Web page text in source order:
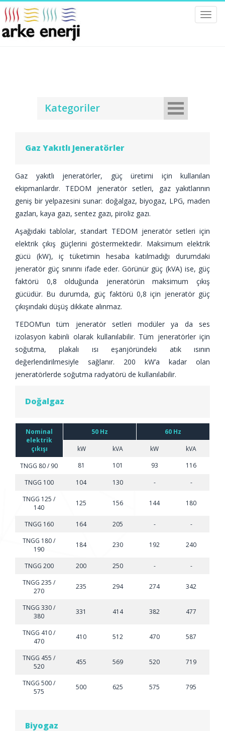
Kategoriler
Gaz Yakıtlı Jeneratörler
Gaz yakıtlı jeneratörler, güç üretimi için kullanılan
ekipmanlardır. TEDOM jeneratör setleri, gaz yakıtlarının
geniş bir yelpazesini sunar: doğalgaz, biyogaz, LPG, maden
gazları, kaya gazı, sentez gazı, piroliz gazı.
Aşağıdaki tablolar, standart TEDOM jeneratör setleri için
elektrik çıkış güçlerini göstermektedir. Maksimum elektrik
gücü (kW), iç tüketimin hesaba katılmadığı durumdaki
jeneratör güç sınırını ifade eder. Görünür güç (kVA) ise, güç
faktörü 0,8 olduğunda jeneratörün maksimum çıkış
gücüdür. Bu durumda, güç faktörü 0,8 için jeneratör güç
çıkışındaki düşüş dikkate alınmaz.
TEDOM’un tüm jeneratör setleri modüler ya da ses
izolasyon kabinli olarak kullanılabilir. Tüm jeneratörler için
soğutma, plakalı ısı eşanjöründeki atık ısının
değerlendirilmesiyle sağlanır. 200 kW’a kadar olan
jeneratörlerde soğutma radyatörü de kullanılabilir.
Doğalgaz
Nominal
elektrik
çıkışı
50 Hz
60 Hz
kW
kVA kW
kVA
TNGG 80 / 90
81 101 93
116
TNGG 100
104 130 -
-
TNGG 125 /
140
125 156 144 180
TNGG 160 164 205 -
-
TNGG 180 /
190
184 230 192 240
TNGG 200 200 250 -
-
TNGG 235 /
270
235 294 274 342
TNGG 330 /
380
331 414 382 477
TNGG 410 /
470
410 512 470 587
TNGG 455 /
520
455 569 520 719
TNGG 500 /
575
500 625 575 795
Biyogaz